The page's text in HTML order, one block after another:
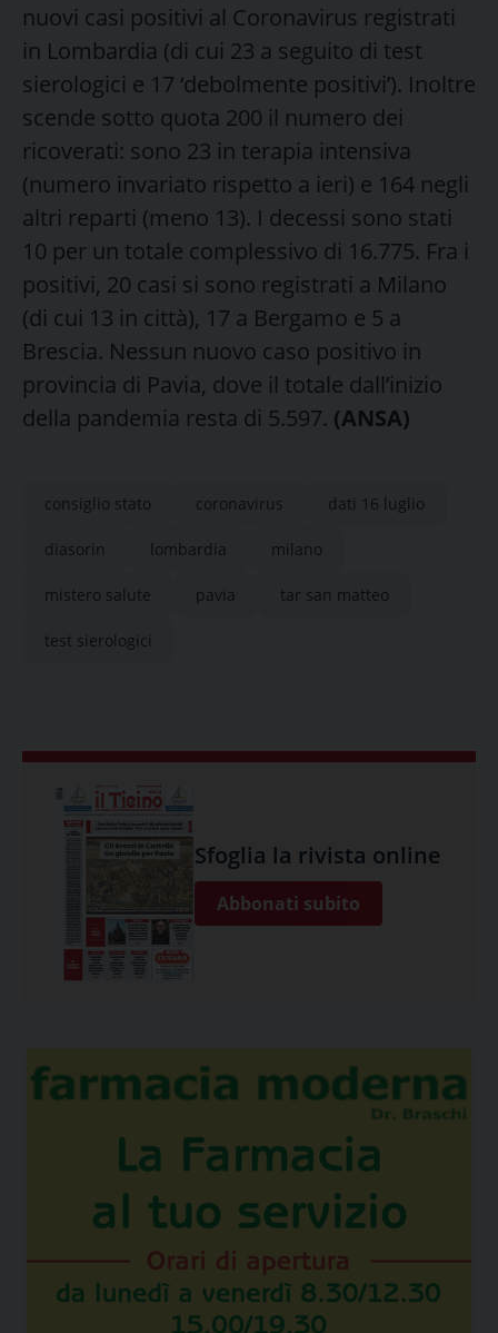
nuovi casi positivi al Coronavirus registrati
in Lombardia (di cui 23 a seguito di test
sierologici e 17 ‘debolmente positivi’). Inoltre
scende sotto quota 200 il numero dei
ricoverati: sono 23 in terapia intensiva
(numero invariato rispetto a ieri) e 164 negli
altri reparti (meno 13). I decessi sono stati
10 per un totale complessivo di 16.775. Fra i
positivi, 20 casi si sono registrati a Milano
(di cui 13 in città), 17 a Bergamo e 5 a
Brescia. Nessun nuovo caso positivo in
provincia di Pavia, dove il totale dall’inizio
della pandemia resta di 5.597. (ANSA)
consiglio stato coronavirus dati 16 luglio
diasorin lombardia milano
mistero salute pavia tar san matteo
test sierologici
Sfoglia la rivista online
Abbonati subito